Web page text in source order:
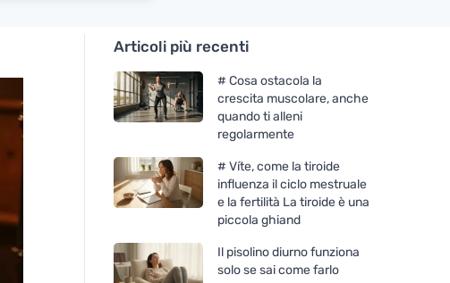
Articoli più recenti
# Cosa ostacola la
crescita muscolare, anche
quando ti alleni
regolarmente
# Víte, come la tiroide
influenza il ciclo mestruale
e la fertilità La tiroide è una
piccola ghiand
Il pisolino diurno funziona
solo se sai come farlo